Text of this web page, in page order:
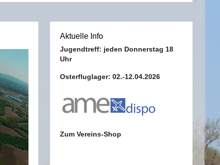
Aktuelle Info
Jugendtreff: jeden Donnerstag 18
Uhr
Osterfluglager: 02.-12.04.2026
Zum Vereins-Shop